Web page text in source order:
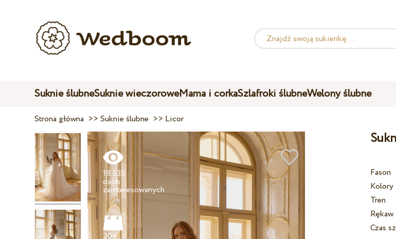
Suknie ślubneSuknie wieczoroweMama i corkaSzlafroki ślubneWelony ślubne
Strona główna >>Suknie ślubne >> Licor
18 535
osób
20+
Fason
Kolory
Tren
Rękaw
Czas